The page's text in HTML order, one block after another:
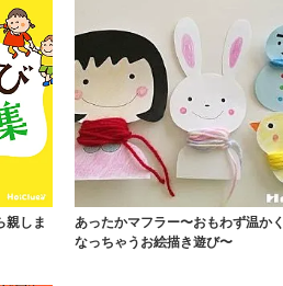
親しま
あったかマフラー〜おもわず温かく
なっちゃうお絵描き遊び〜